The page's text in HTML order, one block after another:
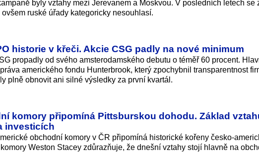
byly vztahy mezi Jerevanem a Moskvou. V posledních letech se
ruské úřady kategoricky nesouhlasí.
historie v křeči. Akcie CSG padly na nové minimum
propadly od svého amsterodamského debutu o téměř 60 procent.
amerického fondu Hunterbrook, který zpochybnil transparentnos­t
plně obnovit ani silné výsledky za první kvartál.
komory připomíná Pittsburskou dohodu. Základ
investicích
obchodní komory v ČR připomíná historické kořeny česko-
Weston Stacey zdůrazňuje, že dnešní vztahy stojí hlavně na